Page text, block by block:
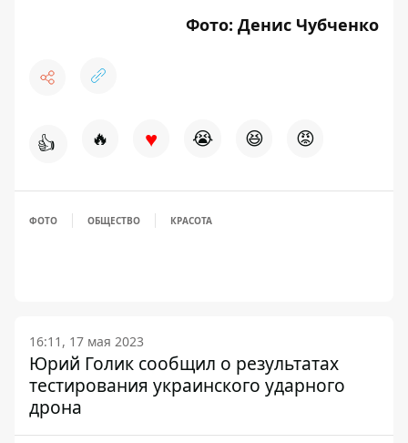
Фото: Денис Чубченко
👍 🔥 ♥ 😭 😆 😡
ФОТО ОБЩЕСТВО КРАСОТА
16:11, 17 мая 2023
Юрий Голик сообщил о результатах
тестирования украинского ударного
дрона